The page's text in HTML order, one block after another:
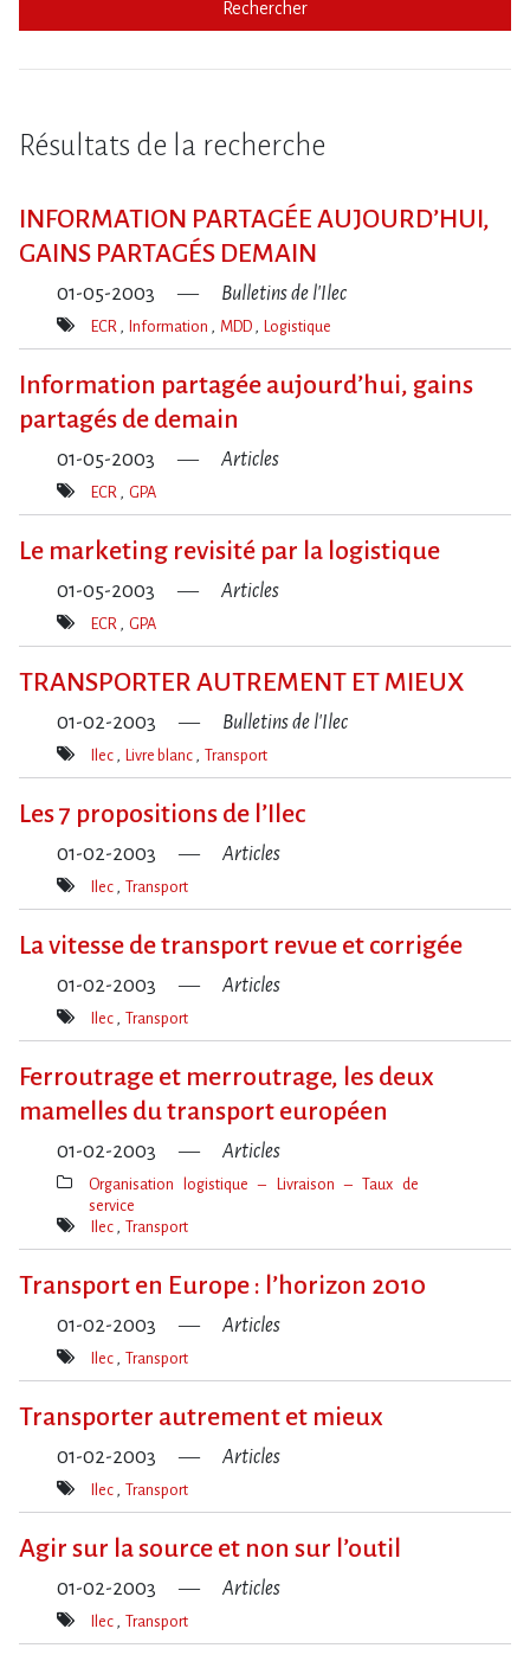
Rechercher
Résultats de la recherche
INFORMATION PARTAGÉE AUJOURD’HUI,
GAINS PARTAGÉS DEMAIN
01-05-2003 Bulletins de l'Ilec
Mot(s)-
ECR Information MDD Logistique
Information partagée aujourd’hui, gains
partagés de demain
01-05-2003 Articles
Mot(s)-
ECR GPA
Le marketing revisité par la logistique
01-05-2003 Articles
Mot(s)-
ECR GPA
TRANSPORTER AUTREMENT ET MIEUX
01-02-2003 Bulletins de l'Ilec
Mot(s)-
Ilec Livre blanc Transport
Les 7 propositions de l’Ilec
01-02-2003 Articles
Mot(s)-
Ilec Transport
La vitesse de transport revue et corrigée
01-02-2003 Articles
Mot(s)-
Ilec Transport
Ferroutrage et merroutrage, les deux
mamelles du transport européen
01-02-2003 Articles
Thèmes(s)
Organisation logistique – Livraison – Taux de
service
Mot(s)-
Ilec Transport
Transport en Europe : l’horizon 2010
01-02-2003 Articles
Mot(s)-
Ilec Transport
Transporter autrement et mieux
01-02-2003 Articles
Mot(s)-
Ilec Transport
Agir sur la source et non sur l’outil
01-02-2003 Articles
Mot(s)-
Ilec Transport